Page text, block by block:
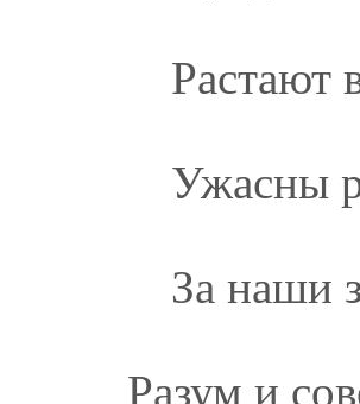
Растают
Ужасны
За наши
Разум и